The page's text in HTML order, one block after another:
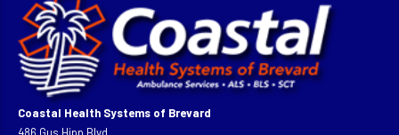
Coastal Health Systems of Brevard